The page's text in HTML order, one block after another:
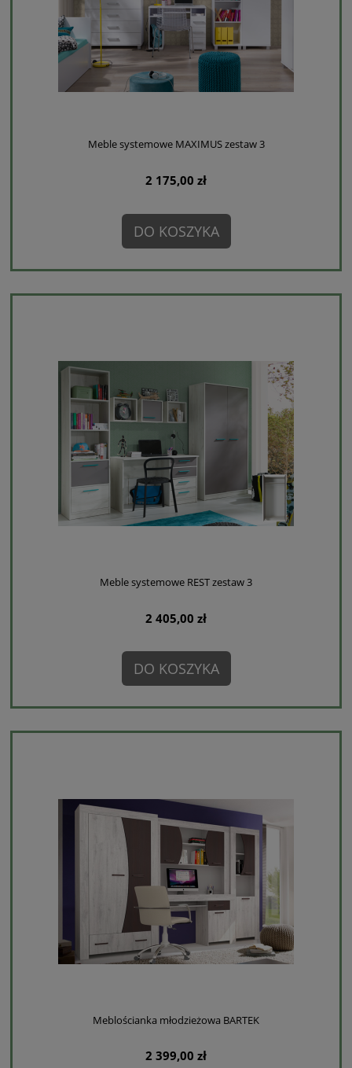
Meble systemowe MAXIMUS zestaw 3
2 175,00 zł
DO KOSZYKA
Meble systemowe REST zestaw 3
2 405,00 zł
DO KOSZYKA
Meblościanka młodzieżowa BARTEK
2 399,00 zł